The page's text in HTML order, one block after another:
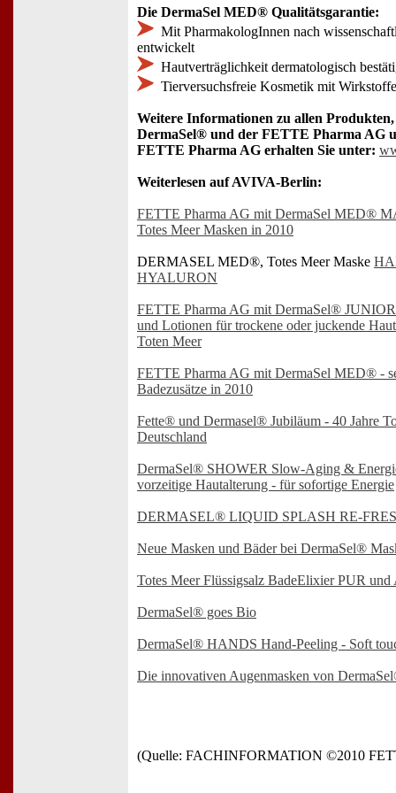
Die DermaSel MED® Qualitätsgarantie:
Mit PharmakologInnen nach
entwickelt
Hautverträglichkeit dermatologisch
Tierversuchsfreie Kosmetik mit
Weitere Informationen zu allen
DermaSel® und der FETTE Pharma AG
FETTE Pharma AG erhalten Sie unter:
Weiterlesen auf AVIVA-Berlin:
FETTE Pharma AG mit DermaSel MED®
Totes Meer Masken in 2010
DERMASEL MED®, Totes Meer Maske
HYALURON
FETTE Pharma AG mit DermaSel®
und Lotionen für trockene oder juckende
Toten Meer
FETTE Pharma AG mit DermaSel MED® -
Badezusätze in 2010
Fette® und Dermasel® Jubiläum - 40 Jahre
Deutschland
DermaSel® SHOWER Slow-Aging &
vorzeitige Hautalterung - für sofortige Energie
DERMASEL® LIQUID SPLASH RE-
Neue Masken und Bäder bei DermaSel®
Totes Meer Flüssigsalz BadeElixier PUR
DermaSel® goes Bio
DermaSel® HANDS Hand-Peeling - Soft
Die innovativen Augenmasken von
(Quelle: FACHINFORMATION ©2010